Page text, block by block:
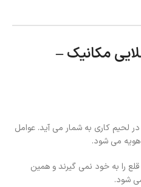
مکانیک –
لحیم کاری به شمار می آید. عوامل
می شود.
را به خود نمی گیرند و همین
شود.